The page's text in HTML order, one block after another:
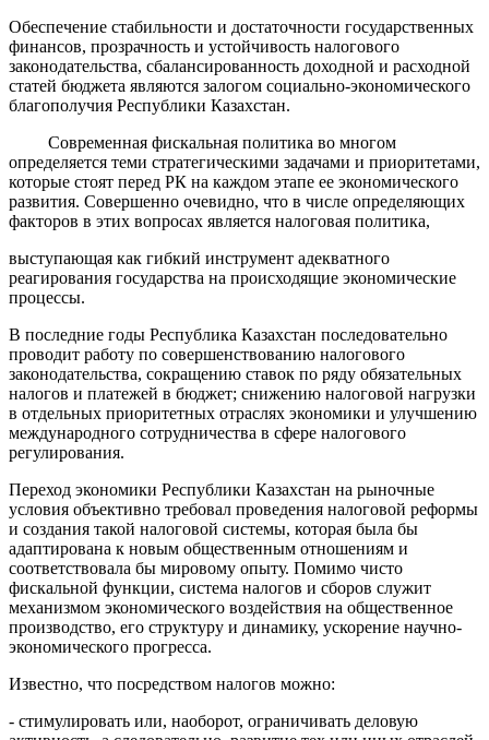
Обеспечение стабильности и достаточности государственных
финансов, прозрачность и устойчивость налогового
законодательства, сбалансированность доходной и расходной
статей бюджета являются залогом социально-экономического
благополучия Республики Казахстан.
Современная фискальная политика во многом
определяется теми стратегическими задачами и приоритетами,
которые стоят перед РК на каждом этапе ее экономического
развития. Совершенно очевидно, что в числе определяющих
факторов в этих вопросах является налоговая политика,
выступающая как гибкий инструмент адекватного
реагирования государства на происходящие экономические
процессы.
В последние годы Республика Казахстан последовательно
проводит работу по совершенствованию налогового
законодательства, сокращению ставок по ряду обязательных
налогов и платежей в бюджет; снижению налоговой нагрузки
в отдельных приоритетных отраслях экономики и улучшению
международного сотрудничества в сфере налогового
регулирования.
Переход экономики Республики Казахстан на рыночные
условия объективно требовал проведения налоговой реформы
и создания такой налоговой системы, которая была бы
адаптирована к новым общественным отношениям и
соответствовала бы мировому опыту. Помимо чисто
фискальной функции, система налогов и сборов служит
механизмом экономического воздействия на общественное
производство, его структуру и динамику, ускорение научно-
экономического прогресса.
Известно, что посредством налогов можно:
- стимулировать или, наоборот, ограничивать деловую